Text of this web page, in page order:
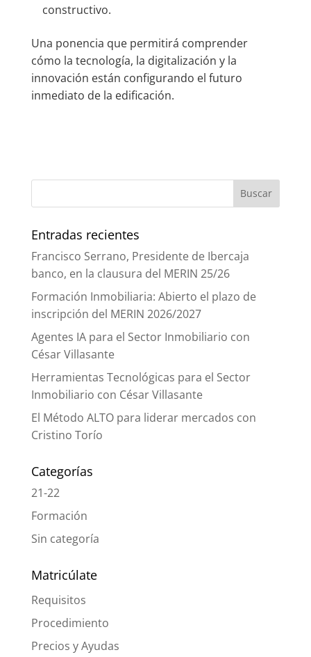
constructivo.
Una ponencia que permitirá comprender
cómo la tecnología, la digitalización y la
innovación están configurando el futuro
inmediato de la edificación.
Entradas recientes
Francisco Serrano, Presidente de Ibercaja
banco, en la clausura del MERIN 25/26
Formación Inmobiliaria: Abierto el plazo de
inscripción del MERIN 2026/2027
Agentes IA para el Sector Inmobiliario con
César Villasante
Herramientas Tecnológicas para el Sector
Inmobiliario con César Villasante
El Método ALTO para liderar mercados con
Cristino Torío
Categorías
21-22
Formación
Sin categoría
Matricúlate
Requisitos
Procedimiento
Precios y Ayudas